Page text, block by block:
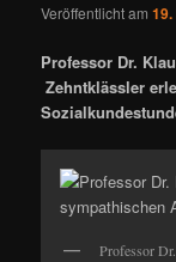
Veröffentlicht am
Professor Dr.
Zehntklässler
Professor